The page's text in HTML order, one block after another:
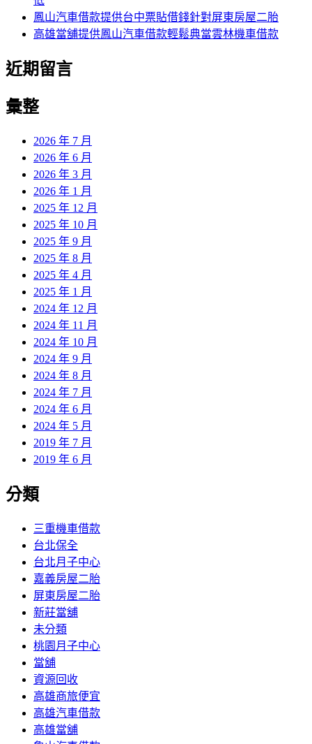
鳳山汽車借款提供台中票貼借錢針對屏東房屋二胎
高雄當舖提供鳳山汽車借款輕鬆典當雲林機車借款
近期留言
彙整
2026 年 7 月
2026 年 6 月
2026 年 3 月
2026 年 1 月
2025 年 12 月
2025 年 10 月
2025 年 9 月
2025 年 8 月
2025 年 4 月
2025 年 1 月
2024 年 12 月
2024 年 11 月
2024 年 10 月
2024 年 9 月
2024 年 8 月
2024 年 7 月
2024 年 6 月
2024 年 5 月
2019 年 7 月
2019 年 6 月
分類
三重機車借款
台北保全
台北月子中心
嘉義房屋二胎
屏東房屋二胎
新莊當舖
未分類
桃園月子中心
當舖
資源回收
高雄商旅便宜
高雄汽車借款
高雄當舖